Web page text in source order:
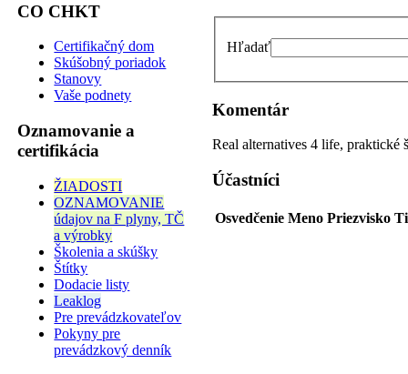
CO CHKT
Certifikačný dom
Skúšobný poriadok
Stanovy
Vaše podnety
Oznamovanie a
certifikácia
ŽIADOSTI
OZNAMOVANIE
údajov na F plyny, TČ
a výrobky
Školenia a skúšky
Štítky
Dodacie listy
Leaklog
Pre prevádzkovateľov
Pokyny pre
prevádzkový denník
Hľadať
Komentár
Real alternatives 4 life,
Účastníci
Osvedčenie Meno Priezvisko